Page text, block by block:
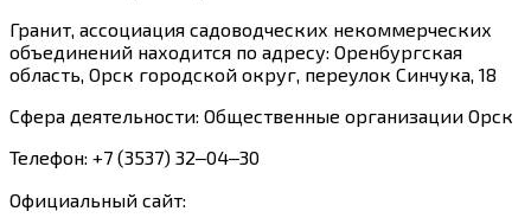
Гранит, ассоциация садоводческих некоммерческих
объединений находится по адресу: Оренбургская
область, Орск городской округ, переулок Синчука, 18
Сфера деятельности: Общественные организации Орск
Телефон: +7 (3537) 32‒04‒30
Официальный сайт: